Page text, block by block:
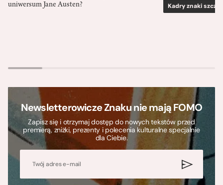
uniwersum Jane Austen?
Kadry znaki
Newsletterowicze Znaku nie mają FOMO
Zapisz się i otrzymaj dostęp do nowych tekstów przed
premierą, zniżki, prezenty i polecenia kulturalne specjalnie
dla Ciebie.